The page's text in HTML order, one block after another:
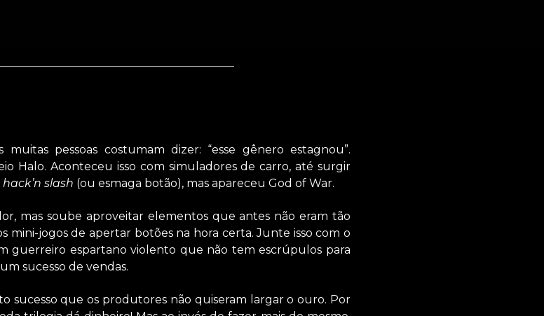
pessoas costumam dizer: “esse gênero estagnou”.
Halo. Aconteceu isso com simuladores de carro, até surgir
hack’n slash (ou esmaga botão), mas apareceu God of War.
mas soube aproveitar elementos que antes não eram tão
mini-jogos de apertar botões na hora certa. Junte isso com o
guerreiro espartano violento que não tem escrúpulos para
sucesso de vendas.
sucesso que os produtores não quiseram largar o ouro. Por